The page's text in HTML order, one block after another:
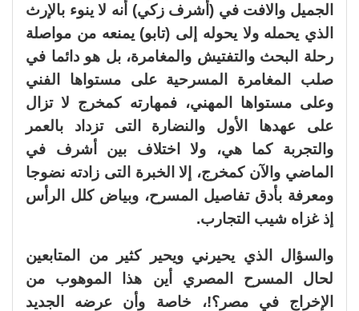
الجميل والافت في (أشرف زكي) أنه لا ينوء بالإرث
الذي يحمله ولا يحوله إلى (تابو) يمنعه من مواصلة
رحلة البحث والتفتيش والمغامرة، بل هو دائما في
صلب المغامرة المسرحية على مستواها الفني
وعلى مستواها المهني، فمهارته كمخرج لا تزال
على عهدها الأول والنضارة التى تزداد بالعمر
والتجربة كما هي، ولا اختلاف بين أشرف في
الماضي والآن كمخرج، إلا الخبرة التى زادته نضوجا
ومعرفة بأدق تفاصيل المسرح، وبياض كلل الرأس
إذ غزاه شيب التجارب.
والسؤال الذي يحيرني ويحير كثير من المتابعين
لحال المسرح المصري أين هذا الموهوب من
الإخراج في مصر؟!، خاصة وأن عرضه الجديد